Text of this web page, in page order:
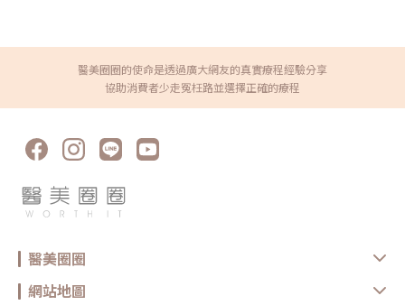
適合打美國音波二代？只要感覺下顎線開始鬆弛、法令紋加深，即可施作進
行預防或結構復位。Q10：為什麼要在辰美學施打美國音波二代？蔡詩辰醫
師擅長透過即時影像進行「客製化結構規劃」，結合精細的止痛技巧，確保
拉提效果自然且有感。
openQrModal=true醫美圈圈的使命是透過廣大網友的真實療程經驗分享
協助消費者少走冤枉路並選擇正確的療程
醫美圈圈
網站地圖